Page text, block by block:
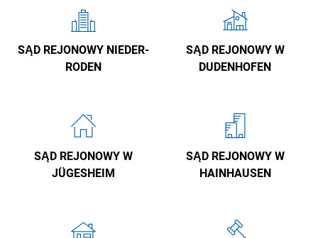
SĄD REJONOWY NIEDER-
RODEN
SĄD REJONOWY W
DUDENHOFEN
SĄD REJONOWY W
JÜGESHEIM
SĄD REJONOWY W
HAINHAUSEN